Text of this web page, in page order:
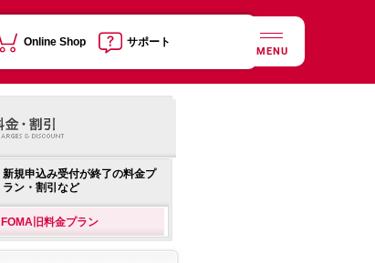
Online Shop サポート
MENU
新規申込み受付が終了の料金プ
ラン・割引など
FOMA旧料金プラン